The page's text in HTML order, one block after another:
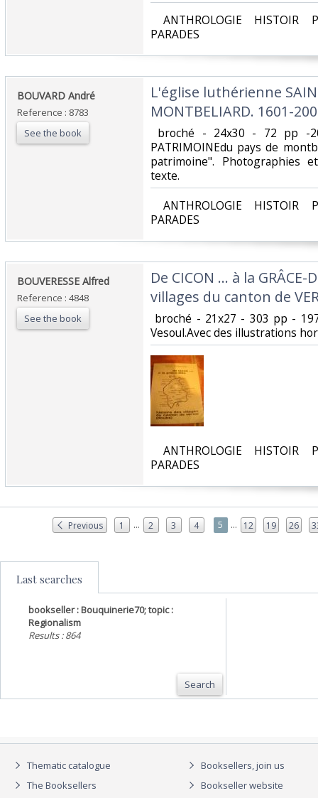
ANTHROLOGIE HISTOIR
PARADES‎
‎BOUVARD André‎
Reference : 8783
See the book
‎L'église luthérienne
MONTBELIARD. 1601-
broché - 24x30 - 72 pp -
PATRIMOINEdu pays de
patrimoine". Photographies
texte. ‎
ANTHROLOGIE HISTOIR
PARADES‎
‎BOUVERESSE Alfred‎
Reference : 4848
See the book
‎De CICON ... à la
villages du canton de
broché - 21x27 - 303 pp -
Vesoul.Avec des illustrations
ANTHROLOGIE HISTOIR
PARADES‎
Previous 1 ... 2 3 4 5 ... 12 19 26
Last searches
bookseller : Bouquinerie70; topic :
Regionalism
Results : 864
Search
Thematic catalogue
The Booksellers
Booksellers, join us
Bookseller website